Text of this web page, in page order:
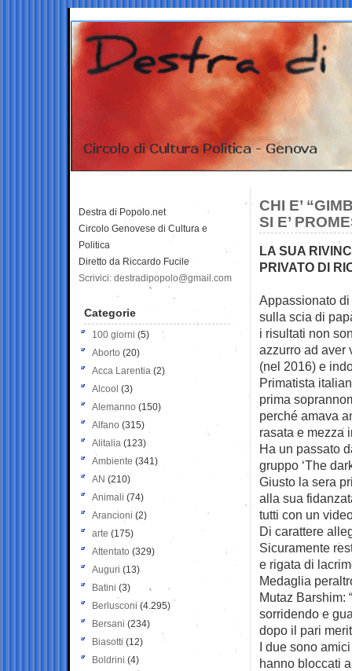
CHI E’
SI E’
LA SUA
PRIVATO DI
Appassionato
sulla scia di
i risultati non
azzurro ad aver
(nel 2016) e
Primatista
prima
perché amava
rasata e mezza
Ha un passato
gruppo ‘The
Giusto la sera
alla sua
tutti con un
Di carattere
Sicuramente
e rigata di
Medaglia
Mutaz Barshim:
sorridendo e
dopo il pari
I due sono
hanno bloccati
Destra di Popolo.net
Circolo Genovese di Cultura e
Politica
Diretto da Riccardo Fucile
Scrivici: destradipopolo@gmail.com
Categorie
100 giorni (5)
Aborto (20)
Acca Larentia (2)
Alcool (3)
Alemanno (150)
Alfano (315)
Alitalia (123)
Ambiente (341)
AN (210)
Animali (74)
Arancioni (2)
arte (175)
Attentato (329)
Auguri (13)
Batini (3)
Berlusconi (4.295)
Bersani (234)
Biasotti (12)
Boldrini (4)